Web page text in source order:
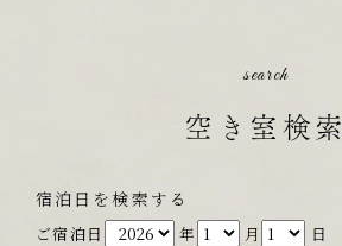
search
空き室検索
宿泊日を検索する
ご宿泊日 年 月 日